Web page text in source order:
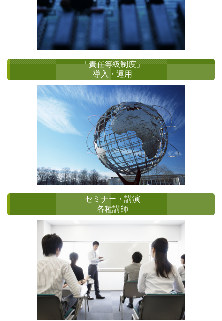
「責任等級制度」
導入・運用
セミナー・講演
各種講師